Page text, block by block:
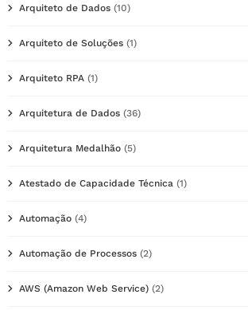
Arquiteto de Dados (10)
Arquiteto de Soluções (1)
Arquiteto RPA (1)
Arquitetura de Dados (36)
Arquitetura Medalhão (5)
Atestado de Capacidade Técnica (1)
Automação (4)
Automação de Processos (2)
AWS (Amazon Web Service) (2)